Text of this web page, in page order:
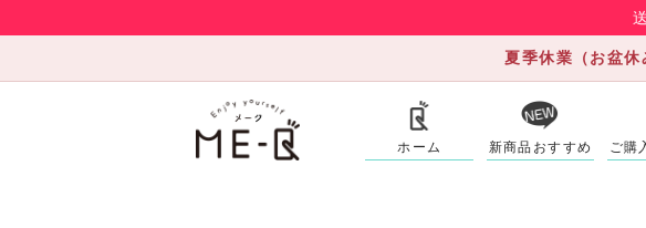
夏季休業（お盆
ホーム 新商品おすすめ ご購